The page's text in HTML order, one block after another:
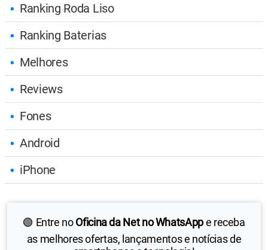
Ranking Roda Liso
Ranking Baterias
Melhores
Reviews
Fones
Android
iPhone
🟢 Entre noOficina da Net no WhatsAppe receba
as melhores ofertas, lançamentos e notícias de